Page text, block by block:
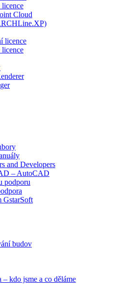
Cloud
licence
and Developers
– AutoCAD
podporu
GstarSoft
budov
kdo jsme a co děláme